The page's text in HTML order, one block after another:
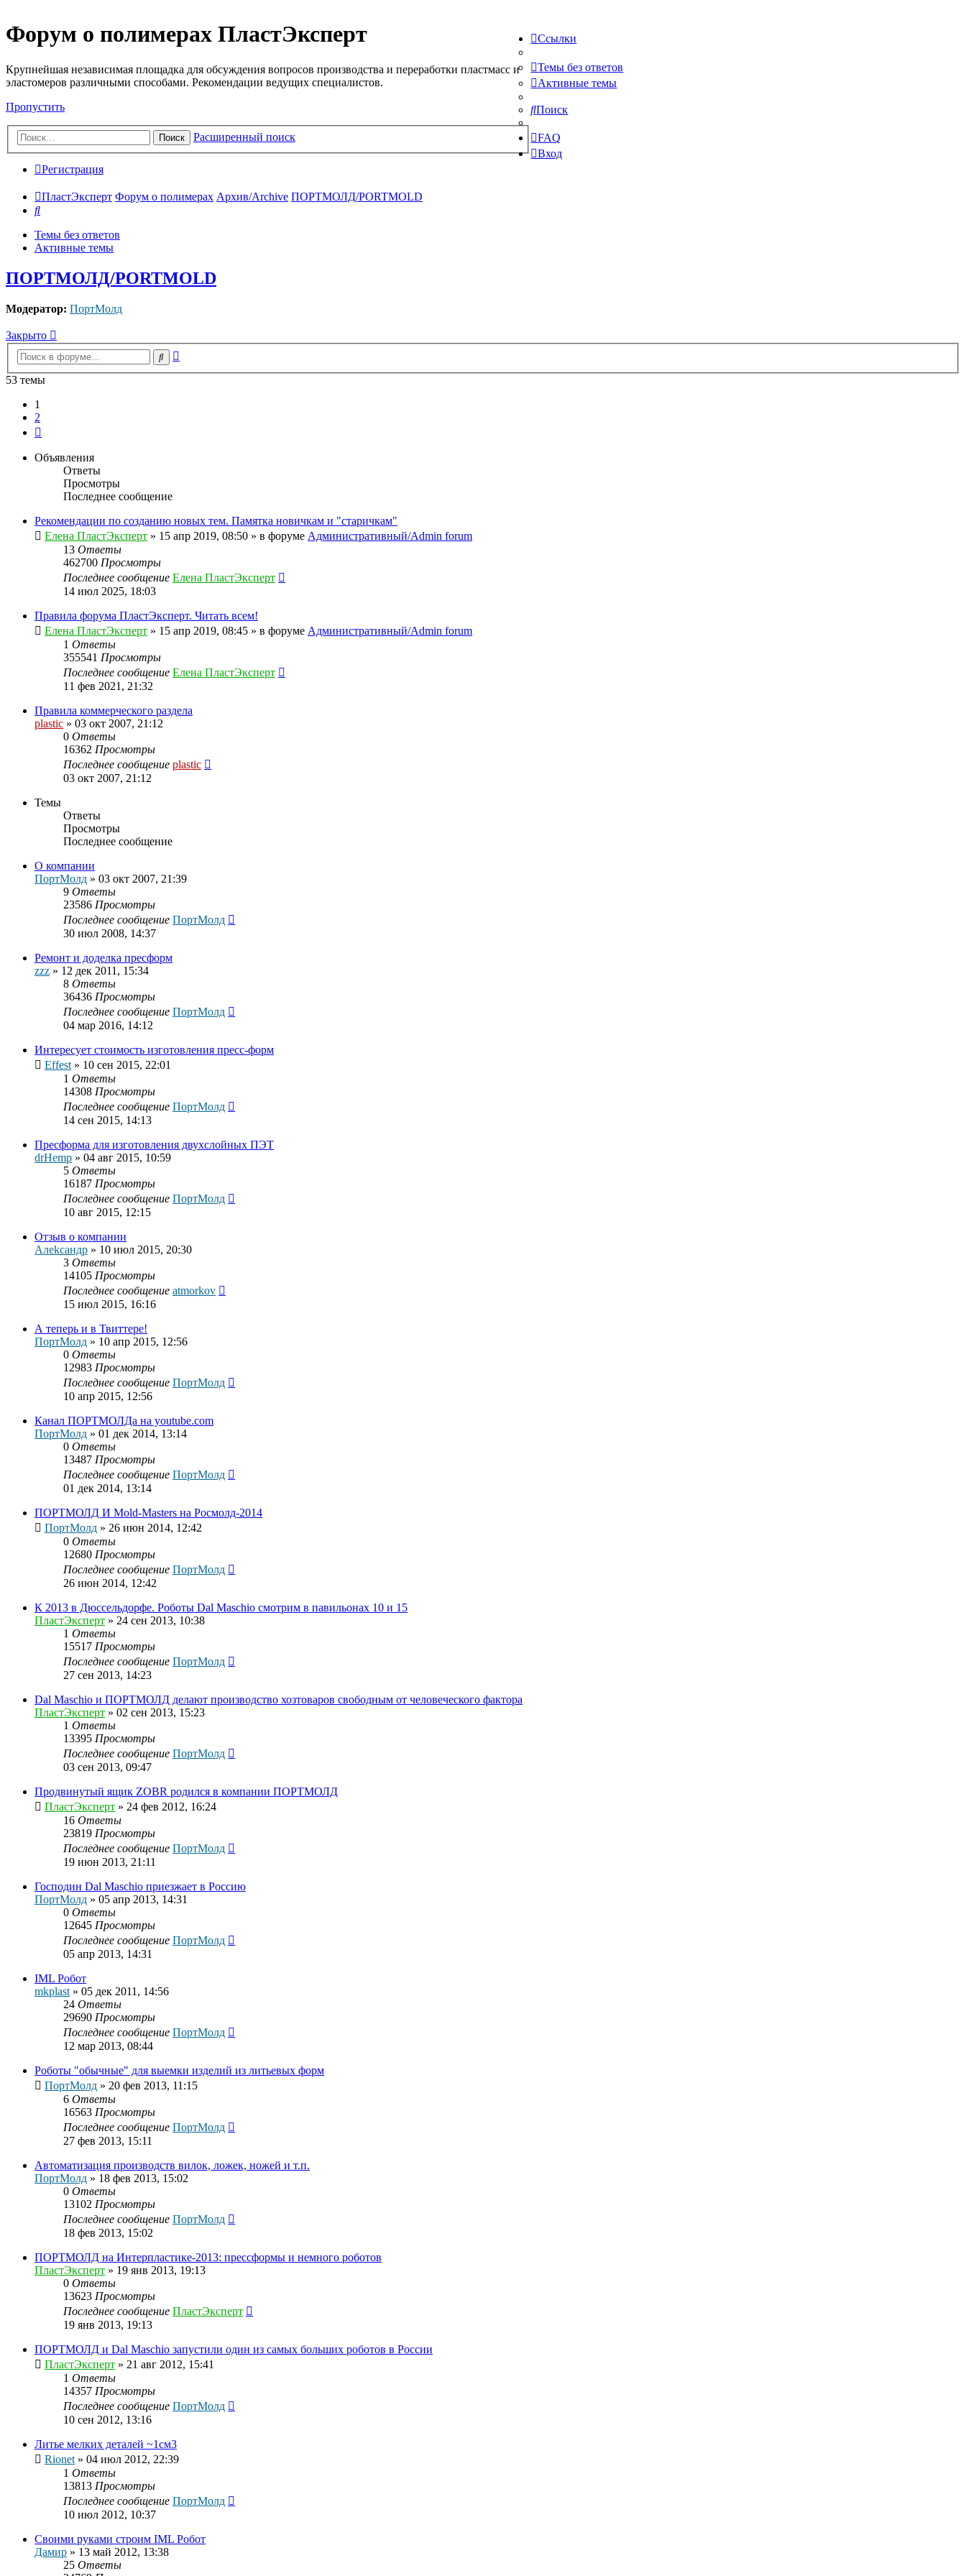
Форум о полимерах ПластЭксперт
Крупнейшая независимая площадка для обсуждения вопросов производства и переработки пластмасс и
эластомеров различными способами. Рекомендации ведущих специалистов.
Пропустить
Поиск Расширенный поиск
Ссылки
Темы без ответов
Активные темы
Поиск
FAQ
Вход
Регистрация
ПластЭксперт Форум о полимерах Архив/Archive ПОРТМОЛД/PORTMOLD
Поиск
Темы без ответов
Активные темы
ПОРТМОЛД/PORTMOLD
Модератор: ПортМолд
Закрыто
Поиск
53 темы
1
2
Объявления
Ответы
Просмотры
Последнее сообщение
Рекомендации по созданию новых тем. Памятка новичкам и "старичкам"
Елена ПластЭксперт » 15 апр 2019, 08:50 » в форуме Административный/Admin forum
13 Ответы
462700 Просмотры
Последнее сообщение Елена ПластЭксперт
14 июл 2025, 18:03
Правила форума ПластЭксперт. Читать всем!
Елена ПластЭксперт » 15 апр 2019, 08:45 » в форуме Административный/Admin forum
1 Ответы
355541 Просмотры
Последнее сообщение Елена ПластЭксперт
11 фев 2021, 21:32
Правила коммерческого раздела
plastic » 03 окт 2007, 21:12
0 Ответы
16362 Просмотры
Последнее сообщение plastic
03 окт 2007, 21:12
Темы
Ответы
Просмотры
Последнее сообщение
О компании
ПортМолд » 03 окт 2007, 21:39
9 Ответы
23586 Просмотры
Последнее сообщение ПортМолд
30 июл 2008, 14:37
Ремонт и доделка пресформ
zzz » 12 дек 2011, 15:34
8 Ответы
36436 Просмотры
Последнее сообщение ПортМолд
04 мар 2016, 14:12
Интересует стоимость изготовления пресс-форм
Effest» 10 сен 2015, 22:01
1 Ответы
14308 Просмотры
Последнее сообщение ПортМолд
14 сен 2015, 14:13
Пресформа для изготовления двухслойных ПЭТ
drHemp » 04 авг 2015, 10:59
5 Ответы
16187 Просмотры
Последнее сообщение ПортМолд
10 авг 2015, 12:15
Отзыв о компании
Алekcaндр » 10 июл 2015, 20:30
3 Ответы
14105 Просмотры
Последнее сообщение atmorkov
15 июл 2015, 16:16
А теперь и в Твиттере!
ПортМолд » 10 апр 2015, 12:56
0 Ответы
12983 Просмотры
Последнее сообщение ПортМолд
10 апр 2015, 12:56
Канал ПОРТМОЛДа на youtube.com
ПортМолд » 01 дек 2014, 13:14
0 Ответы
13487 Просмотры
Последнее сообщение ПортМолд
01 дек 2014, 13:14
ПОРТМОЛД И Mold-Masters на Росмолд-2014
ПортМолд » 26 июн 2014, 12:42
0 Ответы
12680 Просмотры
Последнее сообщение ПортМолд
26 июн 2014, 12:42
К 2013 в Дюссельдорфе. Роботы Dal Maschio смотрим в павильонах 10 и 15
ПластЭксперт » 24 сен 2013, 10:38
1 Ответы
15517 Просмотры
Последнее сообщение ПортМолд
27 сен 2013, 14:23
Dal Maschio и ПОРТМОЛД делают производство хозтоваров свободным от человеческого фактора
ПластЭксперт » 02 сен 2013, 15:23
1 Ответы
13395 Просмотры
Последнее сообщение ПортМолд
03 сен 2013, 09:47
Продвинутый ящик ZOBR родился в компании ПОРТМОЛД
ПластЭксперт » 24 фев 2012, 16:24
16 Ответы
23819 Просмотры
Последнее сообщение ПортМолд
19 июн 2013, 21:11
Господин Dal Maschio приезжает в Россию
ПортМолд » 05 апр 2013, 14:31
0 Ответы
12645 Просмотры
Последнее сообщение ПортМолд
05 апр 2013, 14:31
IML Робот
mkplast» 05 дек 2011, 14:56
24 Ответы
29690 Просмотры
Последнее сообщение ПортМолд
12 мар 2013, 08:44
Роботы "обычные" для выемки изделий из литьевых форм
ПортМолд » 20 фев 2013, 11:15
6 Ответы
16563 Просмотры
Последнее сообщение ПортМолд
27 фев 2013, 15:11
Автоматизация производств вилок, ложек, ножей и т.п.
ПортМолд » 18 фев 2013, 15:02
0 Ответы
13102 Просмотры
Последнее сообщение ПортМолд
18 фев 2013, 15:02
ПОРТМОЛД на Интерпластике-2013: прессформы и немного роботов
ПластЭксперт » 19 янв 2013, 19:13
0 Ответы
13623 Просмотры
Последнее сообщение ПластЭксперт
19 янв 2013, 19:13
ПОРТМОЛД и Dal Maschio запустили один из самых больших роботов в России
ПластЭксперт » 21 авг 2012, 15:41
1 Ответы
14357 Просмотры
Последнее сообщение ПортМолд
10 сен 2012, 13:16
Литье мелких деталей ~1см3
Rionet» 04 июл 2012, 22:39
1 Ответы
13813 Просмотры
Последнее сообщение ПортМолд
10 июл 2012, 10:37
Своими руками строим IML Робот
Дамир » 13 май 2012, 13:38
25 Ответы